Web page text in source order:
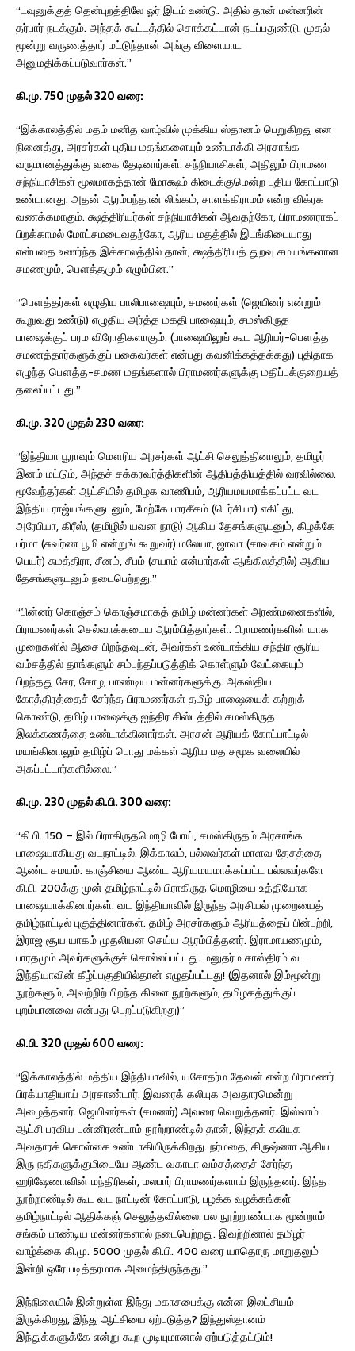
“டவுனுக்குத் தென்புறத்திலே ஓர் இடம் உண்டு. அதில் தான் மன்னரின்
தர்பார் நடக்கும். அந்தக் கூட்டத்தில் சொக்கட்டான் நடப்பதுண்டு. முதல்
மூன்று வருணத்தார் மட்டுந்தான் அங்கு விளையாட
அனுமதிக்கப்படுவார்கள்.”
கி.மு. 750 முதல் 320 வரை:
“இக்காலத்தில் மதம் மனித வாழ்வில் முக்கிய ஸ்தானம் பெறுகிறது என
நினைத்து, அரசர்கள் புதிய மதங்களையும் உண்டாக்கி அரசாங்க
வருமானத்துக்கு வகை தேடினார்கள். சந்நியாசிகள், அதிலும் பிராமண
சந்நியாசிகள் மூலமாகத்தான் மோக்ஷம் கிடைக்குமென்ற புதிய கோட்பாடு
உண்டானது. அதன் ஆரம்பந்தான் லிங்கம், சாளக்கிராமம் என்ற விக்ரக
வணக்கமாகும். க்ஷத்திரியர்கள் சந்நியாசிகள் ஆவதற்கோ, பிராமணராகப்
பிறக்காமல் மோட்சமடைவதற்கோ, ஆரிய மதத்தில் இடங்கிடையாது
என்பதை உணர்ந்த இக்காலத்தில் தான், க்ஷத்திரியத் துறவு சமயங்களான
சமணமும், பௌத்தமும் எழும்பின.”
“பௌத்தர்கள் எழுதிய பாலிபாஷையும், சமணர்கள் (ஜெயினர் என்றும்
கூறுவது உண்டு) எழுதிய அர்த்த மகதி பாஷையும், சமஸ்கிருத
பாஷைக்குப் பரம விரோதிகளாகும். (பாஷையிலுங் கூட ஆரியர்-பௌத்த
சமணத்தார்களுக்குப் பகைவர்கள் என்பது கவனிக்கத்தக்கது) புதிதாக
எழுந்த பௌத்த-சமண மதங்களால் பிராமணர்களுக்கு மதிப்புக்குறையத்
தலைப்பட்டது.”
கி.மு. 320 முதல் 230 வரை:
“இந்தியா பூராவும் மௌரிய அரசர்கள் ஆட்சி செலுத்தினாலும், தமிழர்
இனம் மட்டும், அந்தச் சக்கரவர்த்திகளின் ஆதிபத்தியத்தில் வரவில்லை.
மூவேந்தர்கள் ஆட்சியில் தமிழக வாணிபம், ஆரியமயமாக்கப்பட்ட வட
இந்திய ராஜ்யங்களுடனும், மேற்கே பாரசீகம் (பெர்சியா) எகிப்து,
அரேபியா, கிரீஸ், (தமிழில் யவன நாடு) ஆகிய தேசங்களுடனும், கிழக்கே
பர்மா (சுவர்ண பூமி என்றுங் கூறுவர்) மலேயா, ஜாவா (சாவகம் என்றும்
பெயர்) சுமத்திரா, சீனம், சீபம் (சயாம் என்பார்கள் ஆங்கிலத்தில்) ஆகிய
தேசங்களுடனும் நடைபெற்றது.”
“பின்னர் கொஞ்சம் கொஞ்சமாகத் தமிழ் மன்னர்கள் அரண்மனைகளில்,
பிராமணர்கள் செல்வாக்கடைய ஆரம்பித்தார்கள். பிராமணர்களின் யாக
முறைகளில் ஆசை பிறந்தவுடன், அவர்கள் உண்டாக்கிய சந்திர சூரிய
வம்சத்தில் தாங்களும் சம்பந்தப்படுத்திக் கொள்ளும் வேட்கையும்
பிறந்தது சேர, சோழ, பாண்டிய மன்னர்களுக்கு. அகஸ்திய
கோத்திரத்தைச் சேர்ந்த பிராமணர்கள் தமிழ் பாஷையைக் கற்றுக்
கொண்டு, தமிழ் பாஷைக்கு ஐந்திர சிஸ்டத்தில் சமஸ்கிருத
இலக்கணத்தை உண்டாக்கினார்கள். அரசன் ஆரியக் கோட்பாட்டில்
மயங்கினாலும் தமிழ்ப் பொது மக்கள் ஆரிய மத சமூக வலையில்
அகப்பட்டார்களில்லை.”
கி.மு. 230 முதல் கி.பி. 300 வரை:
“கி.பி. 150 – இல் பிராகிருதமொழி போய், சமஸ்கிருதம் அரசாங்க
பாஷையாகியது வடநாட்டில். இக்காலம், பல்லவர்கள் மாளவ தேசத்தை
ஆண்ட சமயம். காஞ்சியை ஆண்ட ஆரியமயமாக்கப்பட்ட பல்லவர்களே
கி.பி. 200க்கு முன் தமிழ்நாட்டில் பிராகிருத மொழியை உத்தியோக
பாஷையாக்கினார்கள். வட இந்தியாவில் இருந்த அரசியல் முறையைத்
தமிழ்நாட்டில் புகுத்தினார்கள். தமிழ் அரசர்களும் ஆரியத்தைப் பின்பற்றி,
இராஜ சூய யாகம் முதலியன செய்ய ஆரம்பித்தனர். இராமாயணமும்,
பாரதமும் அவர்களுக்குச் சொல்லப்பட்டது. மனுதர்ம சாஸ்திரம் வட
இந்தியாவின் கீழ்ப்பகுதியில்தான் எழுதப்பட்டது! (இதனால் இம்மூன்று
நூற்களும், அவற்றிற் பிறந்த கிளை நூற்களும், தமிழகத்துக்குப்
புறம்பானவை என்பது பெறப்படுகிறது)”
கி.பி. 320 முதல் 600 வரை:
“இக்காலத்தில் மத்திய இந்தியாவில், யசோதர்ம தேவன் என்ற பிராமணர்
பிரக்யாதியாய் அரசாண்டார். இவரைக் கலியுக அவதாரமென்று
அழைத்தனர். ஜெயினர்கள் (சமணர்) அவரை வெறுத்தனர். இஸ்லாம்
ஆட்சி பரவிய பன்னிரண்டாம் நூற்றாண்டில் தான், இந்தக் கலியுக
அவதாரக் கொள்கை உண்டாகியிருக்கிறது. நர்மதை, கிருஷ்ணா ஆகிய
இரு நதிகளுக்குமிடையே ஆண்ட வகாடா வம்சத்தைச் சேர்ந்த
ஹரிஷேணாவின் மந்திரிகள், மலபார் பிராமணர்களாய் இருந்தனர். இந்த
நூற்றாண்டில் கூட வட நாட்டின் கோட்பாடு, பழக்க வழக்கங்கள்
தமிழ்நாட்டில் ஆதிக்கஞ் செலுத்தவில்லை. பல நூற்றாண்டாக மூன்றாம்
சங்கம் பாண்டிய மன்னர்களால் நடைபெற்றது. இவற்றினால் தமிழர்
வாழ்க்கை கி.மு. 5000 முதல் கி.பி. 400 வரை யாதொரு மாறுதலும்
இன்றி ஒரே படித்தரமாக அமைந்திருந்தது.”
இந்நிலையில் இன்றுள்ள இந்து மகாசபைக்கு என்ன இலட்சியம்
இருக்கிறது, இந்து ஆட்சியை ஏற்படுத்த? இந்துஸ்தானம்
இந்துக்களுக்கே என்று கூற முடியுமானால் ஏற்படுத்தட்டும்!